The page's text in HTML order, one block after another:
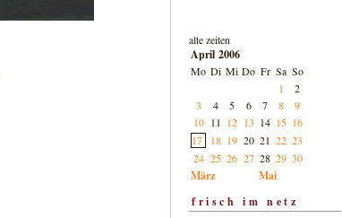
alte zeiten
April 2006
Mo Di Mi Do Fr Sa So
1
2
3
4 5 6 7 8
9
10 11 12 13 14 15 16
17
18 19 20 21 22 23
24 25 26 27 28 29 30
März
Mai
frisch im netz